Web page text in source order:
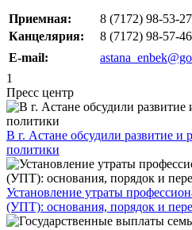
Приемная:
8 (7172) 98-53-27
Канцелярия:
8 (7172) 98-57-46
Е-mail:
1
Пресс центр
В г. Астане обсудили развитие
политики
Установление утраты
(УПТ): основания, порядок и